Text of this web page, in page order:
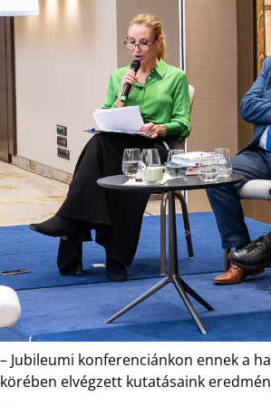
– Jubileumi konferenciánkon ennek a
körében elvégzett kutatásaink